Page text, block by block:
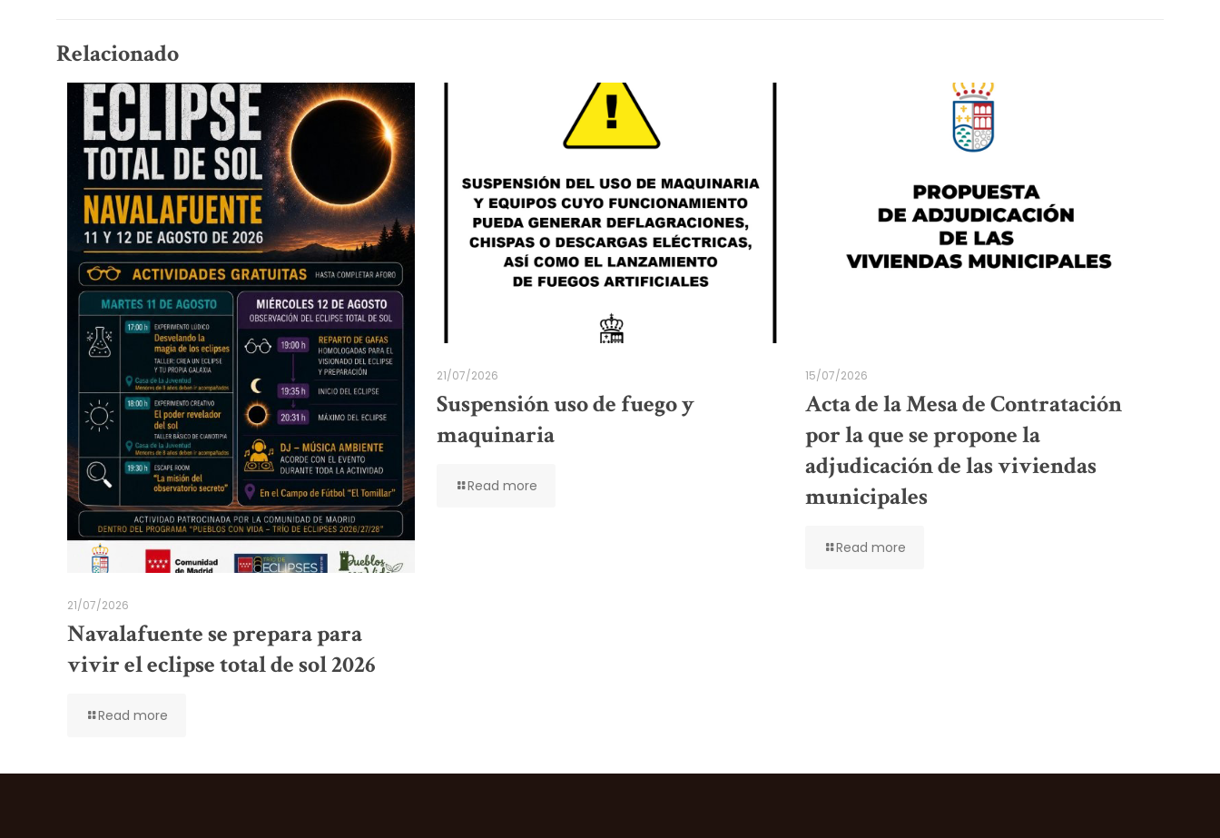
Relacionado
21/07/2026
Navalafuente se prepara para
vivir el eclipse total de sol 2026
Read more
21/07/2026
Suspensión uso de fuego y
maquinaria
Read more
15/07/2026
Acta de la Mesa de Contratación
por la que se propone la
adjudicación de las viviendas
municipales
Read more